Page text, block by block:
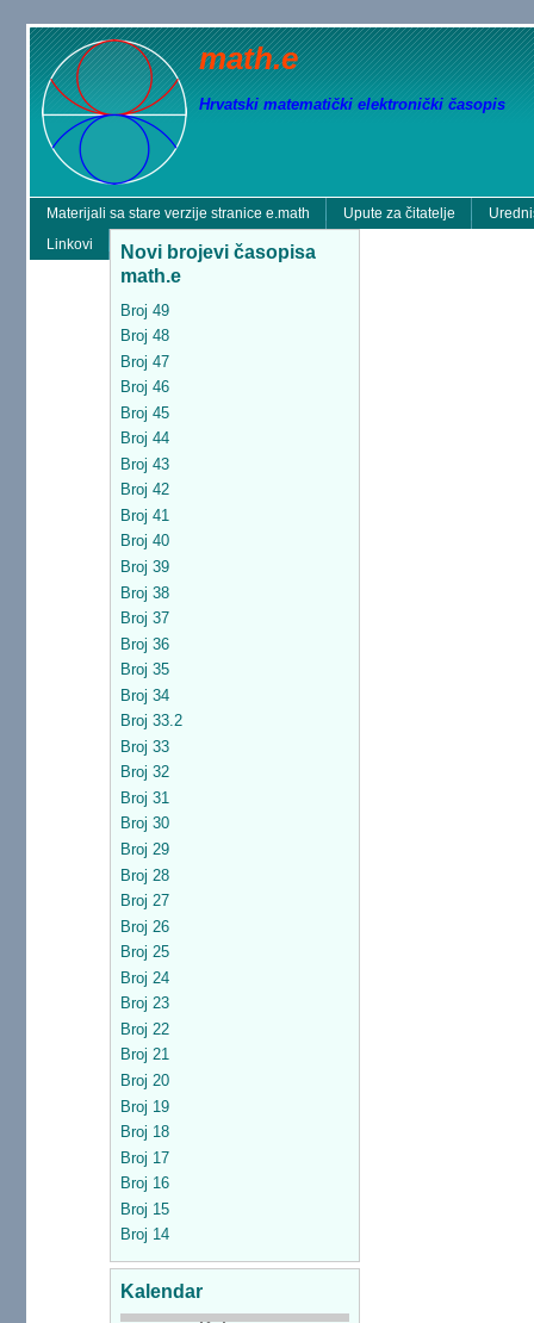
math.e
Hrvatski matematički elektronički časopis
Materijali sa stare verzije stranice e.math Upute za čitatelje
Linkovi
Novi brojevi časopisa
math.e
Broj 49
Broj 48
Broj 47
Broj 46
Broj 45
Broj 44
Broj 43
Broj 42
Broj 41
Broj 40
Broj 39
Broj 38
Broj 37
Broj 36
Broj 35
Broj 34
Broj 33.2
Broj 33
Broj 32
Broj 31
Broj 30
Broj 29
Broj 28
Broj 27
Broj 26
Broj 25
Broj 24
Broj 23
Broj 22
Broj 21
Broj 20
Broj 19
Broj 18
Broj 17
Broj 16
Broj 15
Broj 14
Kalendar